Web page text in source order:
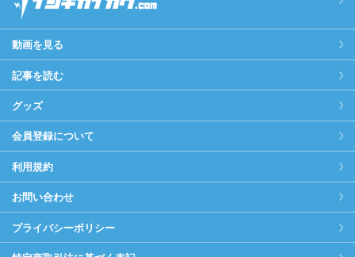
動画を見る
記事を読む
グッズ
会員登録について
利用規約
お問い合わせ
プライバシーポリシー